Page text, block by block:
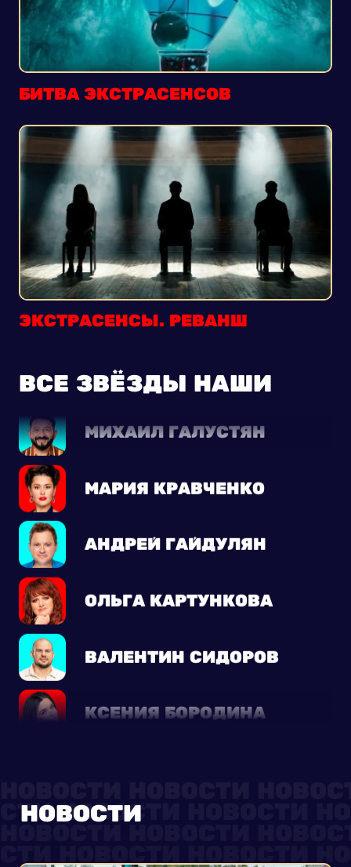
БИТВА ЭКСТРАСЕНСОВ
ЭКСТРАСЕНСЫ. РЕВАНШ
ВСЕ ЗВ¦ЗДЫ НАШИ
МИХАИЛ ГАЛУСТЯН
МАРИЯ КРАВЧЕНКО
АНДРЕЙ ГАЙДУЛЯН
ОЛЬГА КАРТУНКОВА
ВАЛЕНТИН СИДОРОВ
КСЕНИЯ БОРОДИНА
ИВАН АБРАМОВ
НОВОСТИ